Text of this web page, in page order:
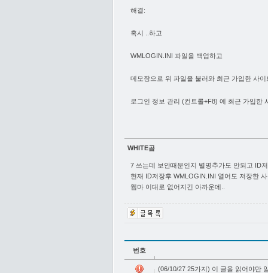
해결:
혹시 ..하고
WMLOGIN.INI 파일을 백업하고
메모장으로 위 파일을 불러와 최근 가입한 사
로그인 정보 관리 (컨트롤+F8) 에 최근 가입한
WHITE곰
7 쓰는데 보안때문인지 별명추가도 안되고 ID
현재 ID저장후 WMLOGIN.INI 열어도 저장한
웹마 이대로 없어지긴 아까운데..
번호
(06/10/27 25가지) 이 글을 읽어야만